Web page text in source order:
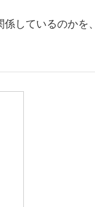
係しているのかを